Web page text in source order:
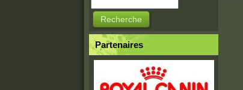
Formulaire de
recherche
Partenaires